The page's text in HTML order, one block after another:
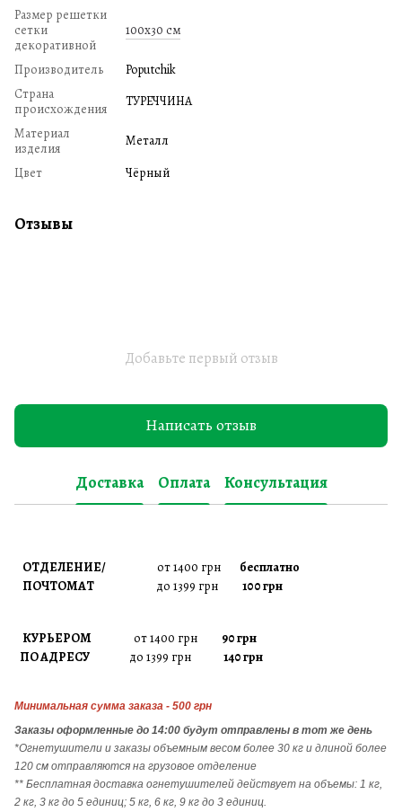
Размер решетки
сетки
декоративной
100х30 см
Производитель
Poputchik
Страна
происхождения
ТУРЕЧЧИНА
Материал
изделия
Металл
Цвет
Чёрный
Отзывы
Добавьте первый отзыв
Написать отзыв
Доставка Оплата Консультация
ОТДЕЛЕНИЕ/ от 1400 грн бесплатно
ПОЧТОМАТ до 1399 грн 100 грн
КУРЬЕРОМ от 1400 грн 90 грн
ПО АДРЕСУ до 1399 грн 140 грн
Минимальная сумма заказа - 500 грн
Заказы оформленные до 14:00 будут отправлены в тот же день
*Огнетушители и заказы объемным весом более 30 кг и длиной более
120 см отправляются на грузовое отделение
** Бесплатная доставка огнетушителей действует на объемы: 1 кг,
2 кг, 3 кг до 5 единиц; 5 кг, 6 кг, 9 кг до 3 единиц.